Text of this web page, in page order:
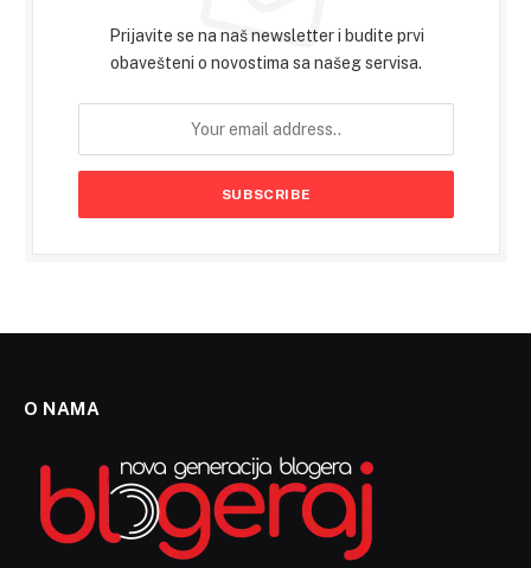
Prijavite se na naš newsletter i budite prvi
obavešteni o novostima sa našeg servisa.
O NAMA